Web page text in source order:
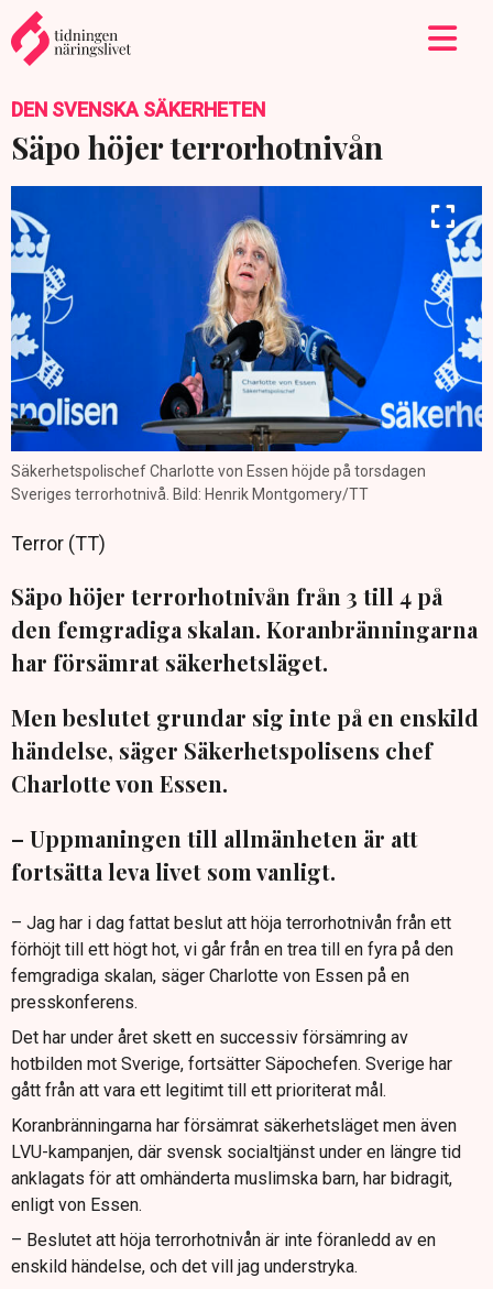
DEN SVENSKA SÄKERHETEN
Säpo höjer terrorhotnivån
Säkerhetspolischef Charlotte von Essen höjde på torsdagen
Sveriges terrorhotnivå. Bild: Henrik Montgomery/TT
Terror (TT)
Säpo höjer terrorhotnivån från 3 till 4 på
den femgradiga skalan. Koranbränningarna
har försämrat säkerhetsläget.
Men beslutet grundar sig inte på en enskild
händelse, säger Säkerhetspolisens chef
Charlotte von Essen.
– Uppmaningen till allmänheten är att
fortsätta leva livet som vanligt.
– Jag har i dag fattat beslut att höja terrorhotnivån från ett
förhöjt till ett högt hot, vi går från en trea till en fyra på den
femgradiga skalan, säger Charlotte von Essen på en
presskonferens.
Det har under året skett en successiv försämring av
hotbilden mot Sverige, fortsätter Säpochefen. Sverige har
gått från att vara ett legitimt till ett prioriterat mål.
Koranbränningarna har försämrat säkerhetsläget men även
LVU-kampanjen, där svensk socialtjänst under en längre tid
anklagats för att omhänderta muslimska barn, har bidragit,
enligt von Essen.
– Beslutet att höja terrorhotnivån är inte föranledd av en
enskild händelse, och det vill jag understryka.